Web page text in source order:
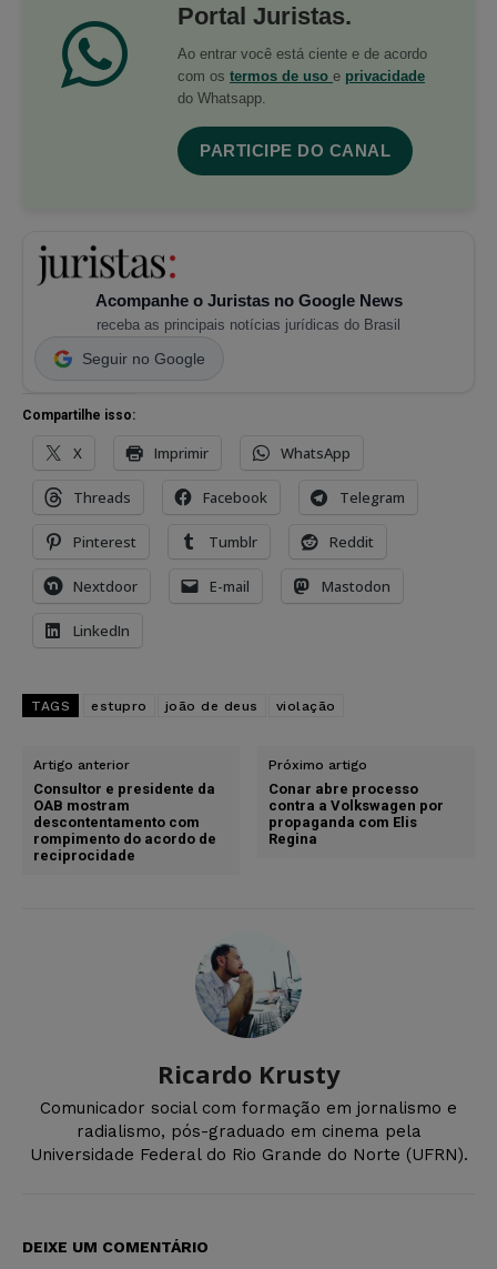
Portal Juristas.
Ao entrar você está ciente e de acordo
com os termos de uso e privacidade
do Whatsapp.
PARTICIPE DO CANAL
Acompanhe o Juristas no Google News
receba as principais notícias jurídicas do Brasil
Seguir no Google
Compartilhe isso:
X Imprimir WhatsApp
Threads Facebook Telegram
Pinterest Tumblr Reddit
Nextdoor E-mail Mastodon
LinkedIn
TAGS estupro joão de deus violação
Artigo anterior
Consultor e presidente da
OAB mostram
descontentamento com
rompimento do acordo de
reciprocidade
Próximo artigo
Conar abre processo
contra a Volkswagen por
propaganda com Elis
Regina
Ricardo Krusty
Comunicador social com formação em jornalismo e
radialismo, pós-graduado em cinema pela
Universidade Federal do Rio Grande do Norte (UFRN).
DEIXE UM COMENTÁRIO